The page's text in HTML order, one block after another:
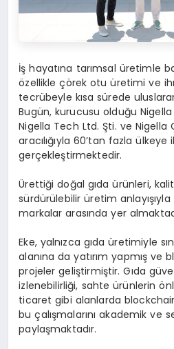
İş hayatına tarımsal üretimle
özellikle çörek otu üretimi ve
tecrübeyle kısa sürede
Bugün, kurucusu olduğu Nigella
Nigella Tech Ltd. Şti. ve Nigella
aracılığıyla 60’tan fazla ülkeye
gerçekleştirmektedir.
Ürettiği doğal gıda ürünleri,
sürdürülebilir üretim
markalar arasında yer
Eke, yalnızca gıda üretimiyle
alanına da yatırım yapmış ve
projeler geliştirmiştir. Gıda
izlenebilirliği, sahte ürünlerin
ticaret gibi alanlarda
bu çalışmalarını akademik ve
paylaşmaktadır.